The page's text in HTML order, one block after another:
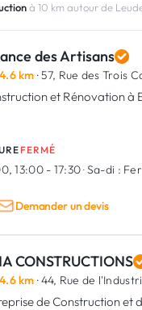
à 10 km autour de
des Artisans
4.6 km · 57, Rue des Trois
et Rénovation à
FERMÉ
13:00 - 17:30·Sa-di :
Demander un devis
CONSTRUCTIONS
4.6 km · 44, Rue de
de Construction et